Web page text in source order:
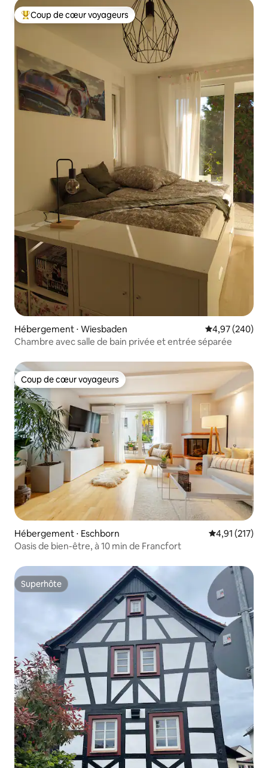
Coups de cœur voyageurs les plus appréciés
Coup de cœur voyageurs
Hébergement ⋅ Wiesbaden Évaluation
4,97 (240)
Chambre avec salle de bain privée et entrée séparée
Coup de cœur voyageurs
Coup de cœur voyageurs
Hébergement ⋅ Eschborn Évaluation
4,91 (217)
Oasis de bien-être, à 10 min de Francfort
Superhôte
Superhôte